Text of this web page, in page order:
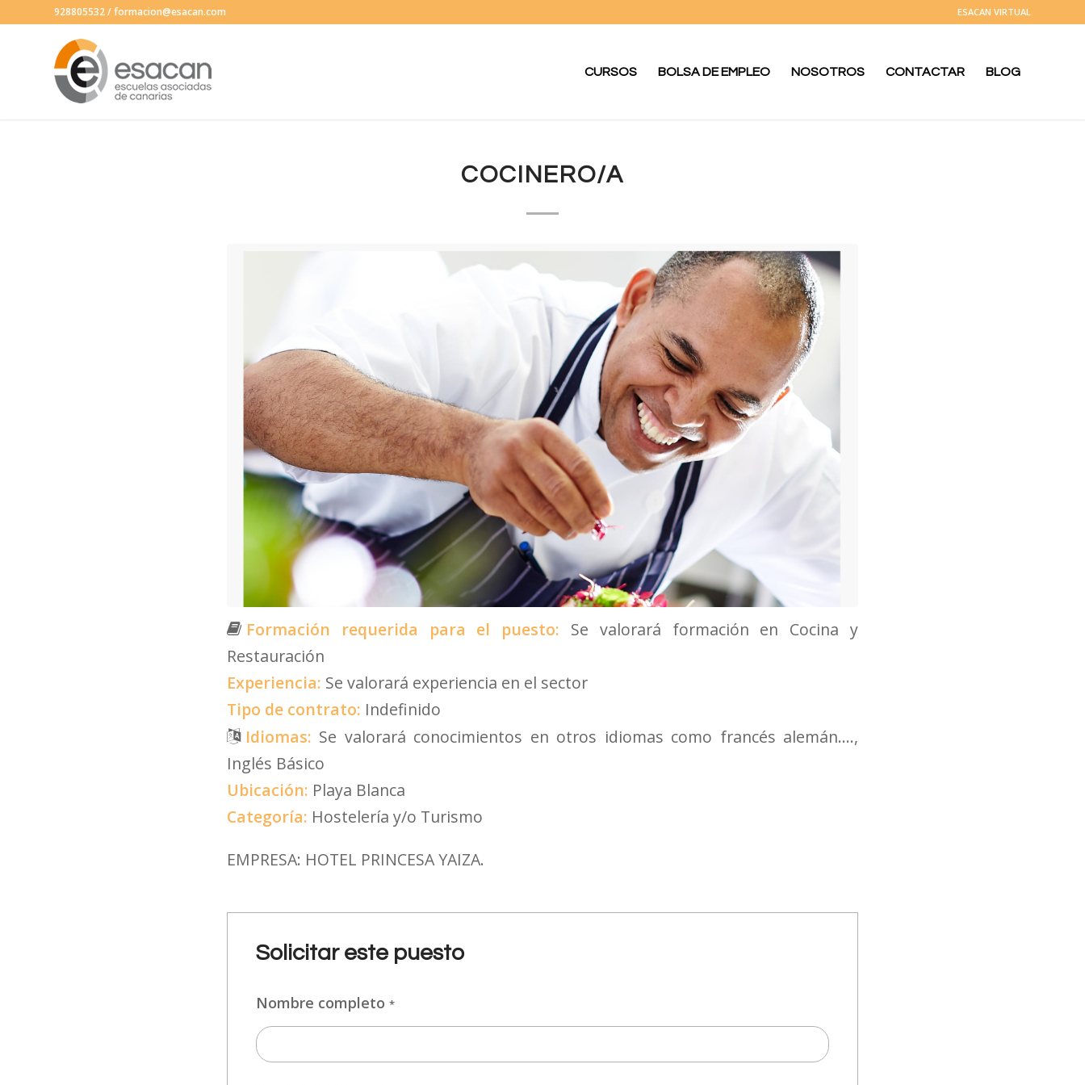
ESACAN VIRTUAL
928805532/formacion@esacan.com
CURSOS BOLSA DE EMPLEO NOSOTROS CONTACTAR BLOG
COCINERO/A
Formación requerida para el puesto: Se valorará formación en Cocina y
Restauración
Experiencia: Se valorará experiencia en el sector
Tipo de contrato: Indefinido
Idiomas: Se valorará conocimientos en otros idiomas como francés alemán....
Inglés Básico
Ubicación: Playa Blanca
Categoría: Hostelería y/o Turismo
EMPRESA: HOTEL PRINCESA YAIZA.
Solicitar este puesto
Nombre completo *